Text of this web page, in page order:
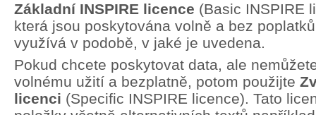
Základní INSPIRE licence (Basic INSPIRE
která jsou poskytována volně a bez
využívá v podobě, v jaké je uvedena.
Pokud chcete poskytovat data, ale
volnému užití a bezplatně, potom použijte
licenci (Specific INSPIRE licence). Tato